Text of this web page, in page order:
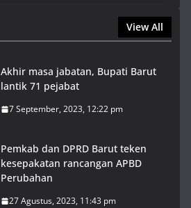
View All
Akhir masa jabatan, Bupati Barut
lantik 71 pejabat
7 September, 2023, 12:22 pm
Pemkab dan DPRD Barut teken
kesepakatan rancangan APBD
Perubahan
27 Agustus, 2023, 11:43 pm